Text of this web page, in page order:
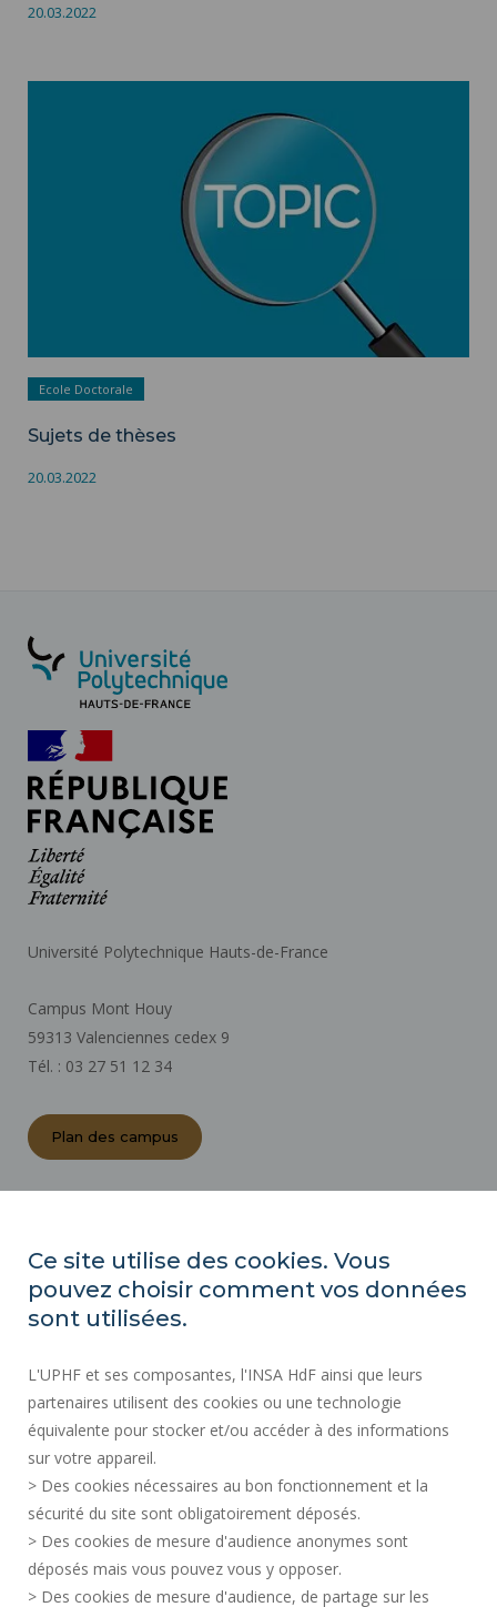
20.03.2022
Ecole Doctorale
Sujets de thèses
20.03.2022
Université Polytechnique Hauts-de-France
Campus Mont Houy
59313 Valenciennes cedex 9
Tél. : 03 27 51 12 34
Plan des campus
MARCHÉS PUBLICS
PLAN DU SITE
PLAN DES CAMPUS
MENTIONS LÉGALES
CONTACTS
DONNÉES PERSONNELLES
SERVICES PUBLICS +
CRÉDITS
JE DONNE MON AVIS
Ce site utilise des cookies. Vous
pouvez choisir comment vos données
sont utilisées.
L'UPHF et ses composantes, l'INSA HdF ainsi que leurs
partenaires utilisent des cookies ou une technologie
équivalente pour stocker et/ou accéder à des informations
sur votre appareil.
> Des cookies nécessaires au bon fonctionnement et la
sécurité du site sont obligatoirement déposés.
> Des cookies de mesure d'audience anonymes sont
déposés mais vous pouvez vous y opposer.
> Des cookies de mesure d'audience, de partage sur les